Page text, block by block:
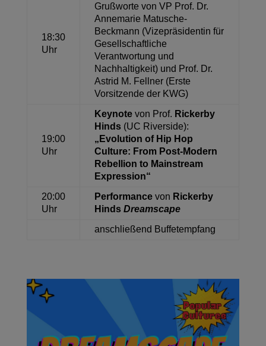
18:30
Uhr
Grußworte von VP Prof. Dr.
Annemarie Matusche-
Beckmann (Vizepräsidentin für
Gesellschaftliche
Verantwortung und
Nachhaltigkeit) und Prof. Dr.
Astrid M. Fellner (Erste
Vorsitzende der KWG)
19:00
Uhr
Keynotevon Prof. Rickerby
Hinds(UC Riverside):
„Evolution of Hip Hop
Culture: From Post-Modern
Rebellion to Mainstream
Expression“
20:00
Uhr
Performancevon Rickerby
Hinds Dreamscape
anschließend Buffetempfang